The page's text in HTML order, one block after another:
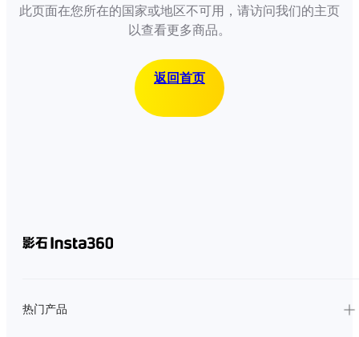
此页面在您所在的国家或地区不可用，请访问我们的主页
以查看更多商品。
返回首页
热门产品